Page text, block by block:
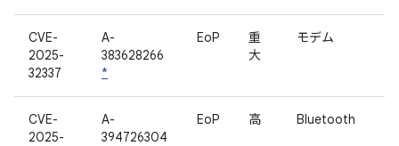
CVE-
2025-
32337
A-
383628266
*
EoP
重
大
モデム
CVE-
2025-
A-
394726304
EoP 高 Bluetooth